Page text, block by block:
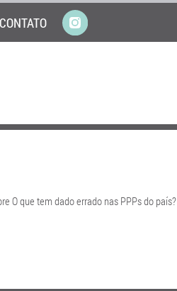
CONTATO
O que tem dado errado nas PPPs do país?